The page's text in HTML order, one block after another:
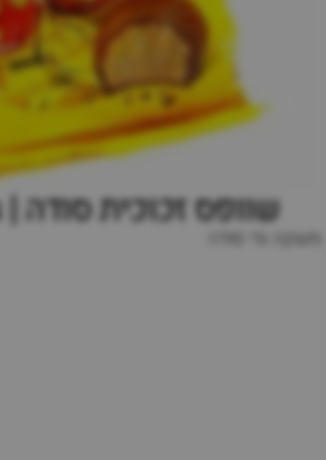
שוופס זכוכית סודה | schweppes
משקה מי סודה